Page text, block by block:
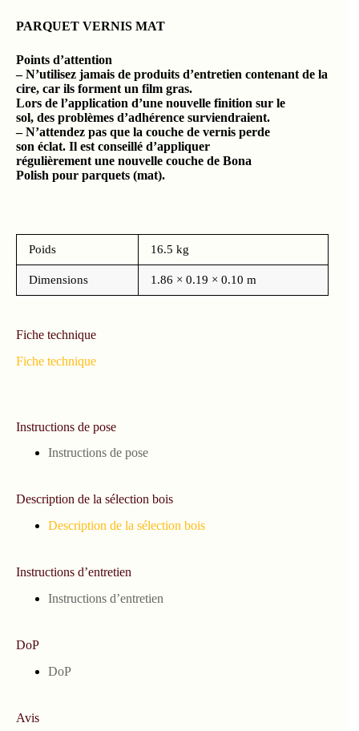
PARQUET VERNIS MAT
Points d’attention
– N’utilisez jamais de produits d’entretien contenant de la
cire, car ils forment un film gras.
Lors de l’application d’une nouvelle finition sur le
sol, des problèmes d’adhérence surviendraient.
– N’attendez pas que la couche de vernis perde
son éclat. Il est conseillé d’appliquer
régulièrement une nouvelle couche de Bona
Polish pour parquets (mat).
Poids 16.5 kg
Dimensions 1.86 × 0.19 × 0.10 m
Fiche technique
Fiche technique
Instructions de pose
Instructions de pose
Description de la sélection bois
Description de la sélection bois
Instructions d’entretien
Instructions d’entretien
DoP
DoP
Avis